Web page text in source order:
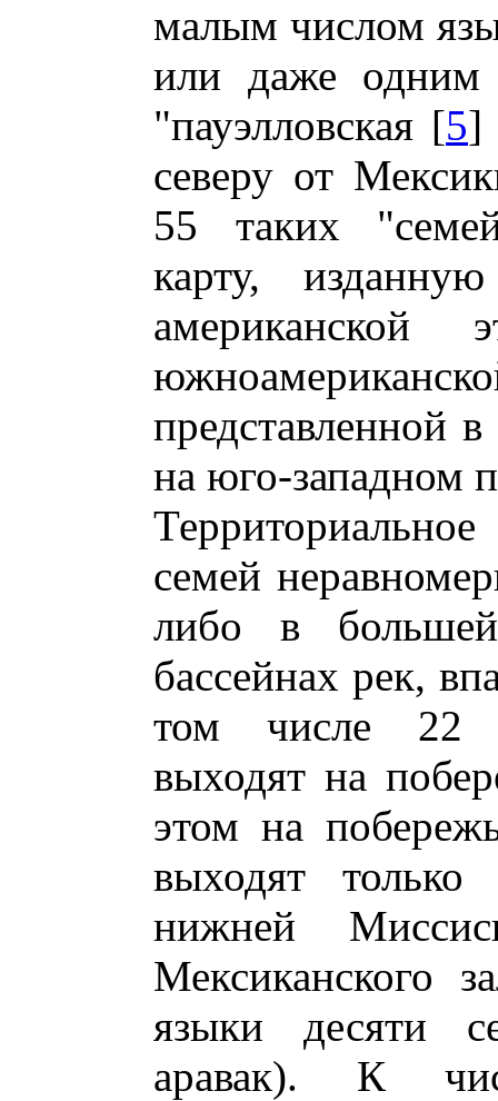
малым числом
или даже одним
"пауэлловская [5]
северу от
55 таких
карту,
американской
представленной
на юго-западном
семей
либо в
бассейнах рек,
том числе 22
выходят на
этом на
выходят
нижней
Мексиканского
языки десяти
аравак). К